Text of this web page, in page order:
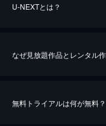
U-NEXTとは？
なぜ見放題作品とレンタル
無料トライアルは何が無料？